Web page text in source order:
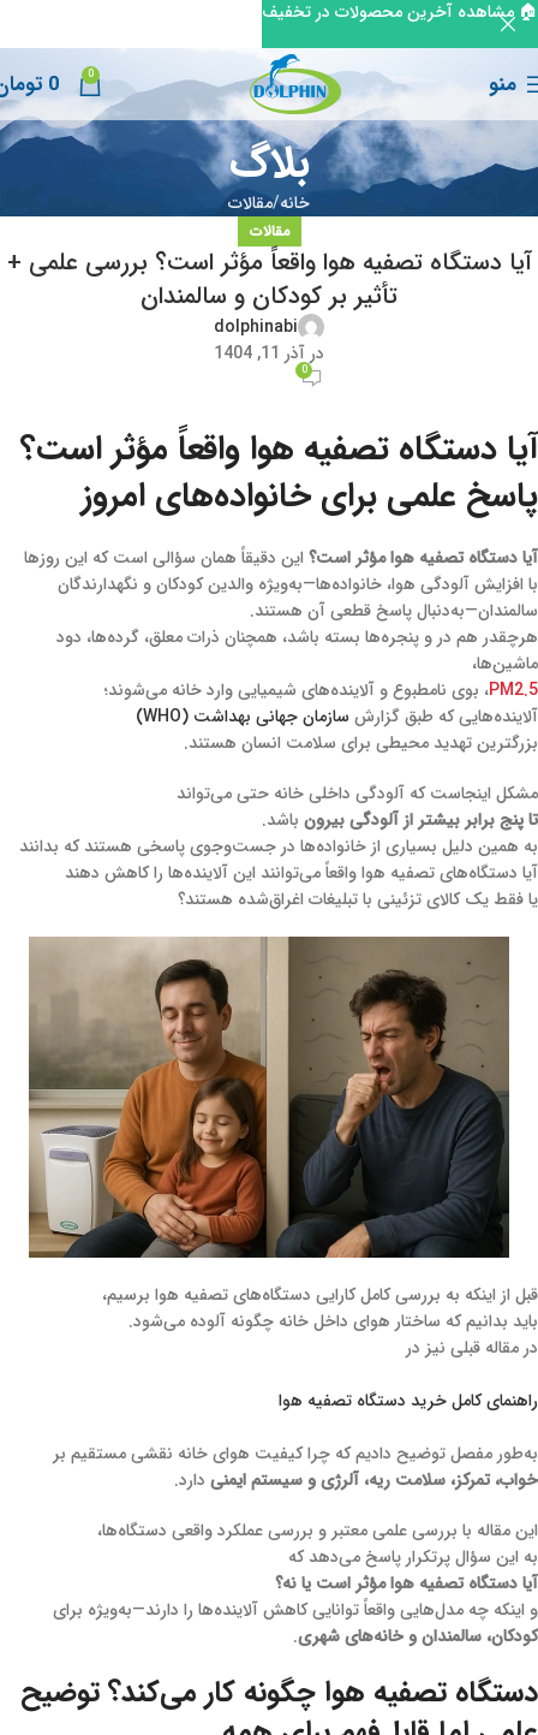
منو 0
0
بلاگ
خانه مقالات
مقالات
آیا دستگاه تصفیه هوا واقعاً مؤثر است؟ بررسی علمی +
تأثیر بر کودکان و سالمندان
dolphinabi
در آذر 11, 1404
0
آیا دستگاه تصفیه هوا واقعاً مؤثر است؟
پاسخ علمی برای خانواده‌های امروز
آیا دستگاه تصفیه هوا مؤثر است؟ این دقیقاً همان سؤالی است که این روزها
با افزایش آلودگی هوا، خانواده‌ها—به‌ویژه والدین کودکان و نگهدارندگان
سالمندان—به‌دنبال پاسخ قطعی آن هستند.
هرچقدر هم در و پنجره‌ها بسته باشد، همچنان ذرات معلق، گرده‌ها، دود
ماشین‌ها،
PM2.5، بوی نامطبوع و آلاینده‌های شیمیایی وارد خانه می‌شوند؛
آلاینده‌هایی که طبق گزارش سازمان جهانی بهداشت (WHO)
بزرگترین تهدید محیطی برای سلامت انسان هستند.
مشکل اینجاست که آلودگی داخلی خانه حتی می‌تواند
تا پنج برابر بیشتر از آلودگی بیرون باشد.
به همین دلیل بسیاری از خانواده‌ها در جست‌وجوی پاسخی هستند که بدانند
آیا دستگاه‌های تصفیه هوا واقعاً می‌توانند این آلاینده‌ها را کاهش دهند
یا فقط یک کالای تزئینی با تبلیغات اغراق‌شده هستند؟
قبل از اینکه به بررسی کامل کارایی دستگاه‌های تصفیه هوا برسیم،
باید بدانیم که ساختار هوای داخل خانه چگونه آلوده می‌شود.
در مقاله قبلی نیز در
راهنمای کامل خرید دستگاه تصفیه هوا
به‌طور مفصل توضیح دادیم که چرا کیفیت هوای خانه نقشی مستقیم بر
خواب، تمرکز، سلامت ریه، آلرژی و سیستم ایمنی دارد.
این مقاله با بررسی علمی معتبر و بررسی عملکرد واقعی دستگاه‌ها،
به این سؤال پرتکرار پاسخ می‌دهد که
آیا دستگاه تصفیه هوا مؤثر است یا نه؟
و اینکه چه مدل‌هایی واقعاً توانایی کاهش آلاینده‌ها را دارند—به‌ویژه برای
کودکان، سالمندان و خانه‌های شهری.
دستگاه تصفیه هوا چگونه کار می‌کند؟ توضیح
🏠 مشاهده آخرین محصولات در تخفیف